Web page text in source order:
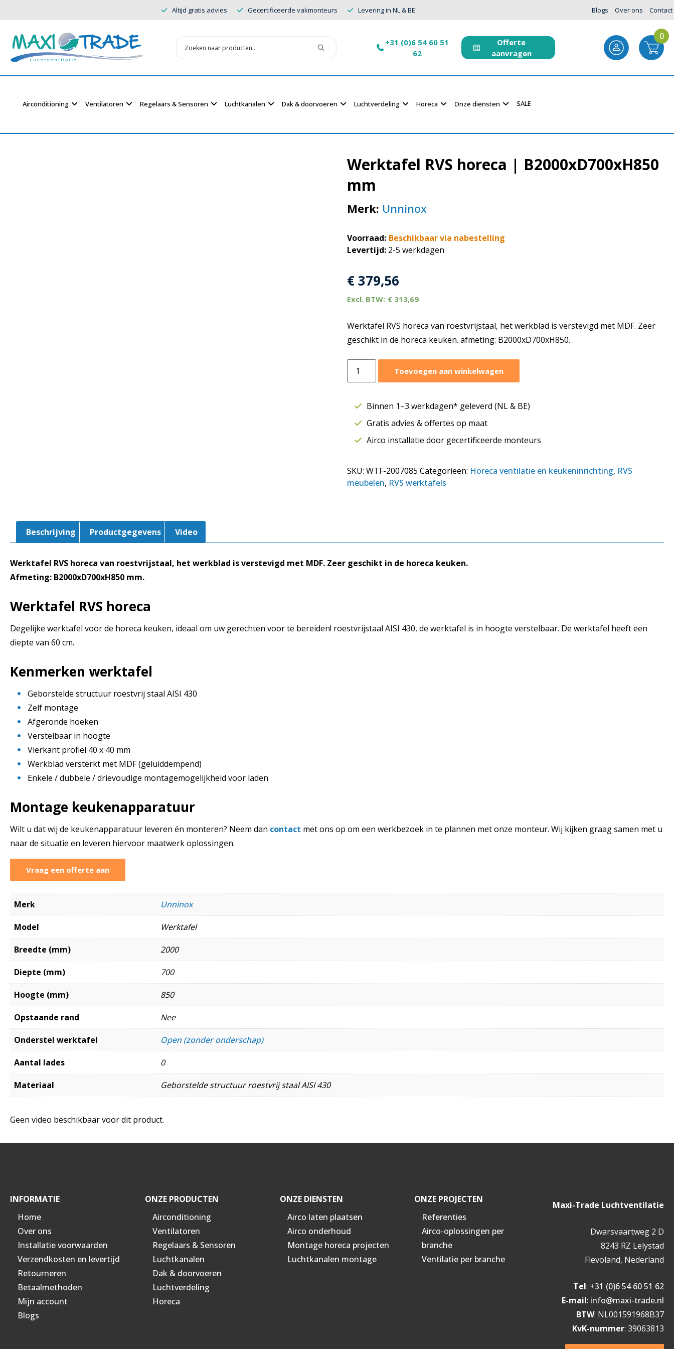
Altijd gratis advies Gecertificeerde vakmonteurs Levering in NL & BE Blogs Over ons Contact
+31 (0)6 54 60 51
62
Offerte
aanvragen
0
Airconditioning Ventilatoren Regelaars & Sensoren Luchtkanalen Dak & doorvoeren Luchtverdeling Horeca Onze diensten SALE
Werktafel RVS horeca | B2000xD700xH850
mm
Merk: Unninox
Voorraad: Beschikbaar via nabestelling
Levertijd: 2-5 werkdagen
€379,56
€ 313,69
Werktafel RVS horeca van roestvrijstaal, het werkblad is verstevigd met MDF. Zeer
geschikt in de horeca keuken. afmeting: B2000xD700xH850.
RVS
mm
aantal
Toevoegen aan winkelwagen
Binnen 1–3 werkdagen* geleverd (NL & BE)
Gratis advies & offertes op maat
Airco installatie door gecertificeerde monteurs
SKU: WTF-2007085 Categorieën: Horeca ventilatie en keukeninrichting, RVS
meubelen, RVS werktafels
Beschrijving Productgegevens Video
Werktafel RVS horeca van roestvrijstaal, het werkblad is verstevigd met MDF. Zeer geschikt in de horeca keuken.
Afmeting: B2000xD700xH850 mm.
Werktafel RVS horeca
Degelijke werktafel voor de horeca keuken, ideaal om uw gerechten voor te bereiden! roestvrijstaal AISI 430, de werktafel is in hoogte verstelbaar. De werktafel heeft een
diepte van 60 cm.
Kenmerken werktafel
Geborstelde structuur roestvrij staal AISI 430
Zelf montage
Afgeronde hoeken
Verstelbaar in hoogte
Vierkant profiel 40 x 40 mm
Werkblad versterkt met MDF (geluiddempend)
Enkele / dubbele / drievoudige montagemogelijkheid voor laden
Montage keukenapparatuur
Wilt u dat wij de keukenapparatuur leveren én monteren? Neem dan contact met ons op om een werkbezoek in te plannen met onze monteur. Wij kijken graag samen met u
naar de situatie en leveren hiervoor maatwerk oplossingen.
Vraag een offerte aan
Merk Unninox
Model Werktafel
Breedte (mm) 2000
Diepte (mm) 700
Hoogte (mm) 850
Opstaande rand Nee
Onderstel werktafel Open (zonder onderschap)
Aantal lades 0
Materiaal Geborstelde structuur roestvrij staal AISI 430
Geen video beschikbaar voor dit product.
INFORMATIE
Home
Over ons
Installatie voorwaarden
Verzendkosten en levertijd
Retourneren
Betaalmethoden
Mijn account
Blogs
ONZE PRODUCTEN
Airconditioning
Ventilatoren
Regelaars & Sensoren
Luchtkanalen
Dak & doorvoeren
Luchtverdeling
Horeca
ONZE DIENSTEN
Airco laten plaatsen
Airco onderhoud
Montage horeca projecten
Luchtkanalen montage
ONZE PROJECTEN
Referenties
Airco-oplossingen per
branche
Ventilatie per branche
Maxi-Trade Luchtventilatie
Dwarsvaartweg 2 D
8243 RZ Lelystad
Flevoland, Nederland
Tel: +31 (0)6 54 60 51 62
E-mail: info@maxi-trade.nl
BTW: NL001591968B37
KvK-nummer: 39063813